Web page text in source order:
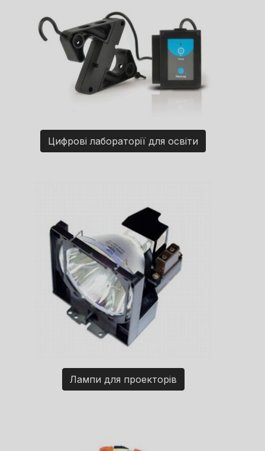
Цифрові лабораторії для освіти
Лампи для проекторів